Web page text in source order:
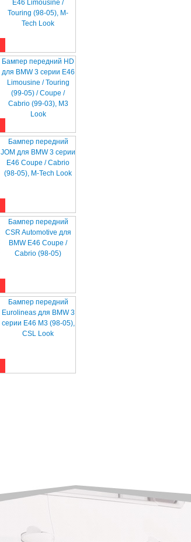
E46 Limousine /
Touring (98-05), M-
Tech Look
Бампер передний HD
для BMW 3 серии E46
Limousine / Touring
(99-05) / Coupe /
Cabrio (99-03), M3
Look
Бампер передний
JOM для BMW 3 серии
E46 Coupe / Cabrio
(98-05), M-Tech Look
Бампер передний
CSR Automotive для
BMW E46 Coupe /
Cabrio (98-05)
Бампер передний
Eurolineas для BMW 3
серии E46 M3 (98-05),
CSL Look